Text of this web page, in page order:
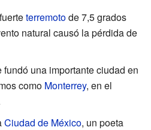
terremotode 7,5 grados
natural causó la pérdida de
fundó una importante ciudad en
como Monterrey, en el
Ciudad de México, un poeta